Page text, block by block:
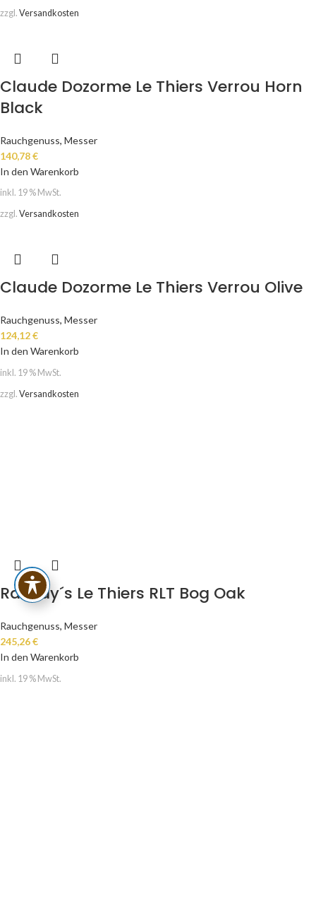
zzgl. Versandkosten
Claude Dozorme Le Thiers Verrou Horn
Black
Rauchgenuss, Messer
140,78€
In den Warenkorb
inkl. 19 % MwSt.
zzgl. Versandkosten
Claude Dozorme Le Thiers Verrou Olive
Rauchgenuss, Messer
124,12€
In den Warenkorb
inkl. 19 % MwSt.
zzgl. Versandkosten
Rattray´s Le Thiers RLT Bog Oak
Rauchgenuss, Messer
245,26€
In den Warenkorb
inkl. 19 % MwSt.